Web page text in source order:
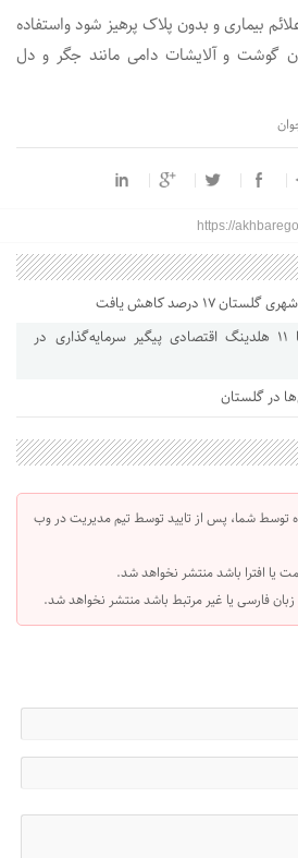
بیماری و بدون پلاک پرهیز شود واستفاده
گوشت و آلایشات دامی مانند جگر و دل
https://
۱۷ درصد کاهش یافت
استاندار: بابک زنجانی با ۱۱ هلدینگ اقتصادی پیگیر سرمایه‌گذاری در
توسط شما، پس از تایید توسط تیم مدیریت در وب
یا افترا باشد منتشر نخواهد شد.
زبان فارسی یا غیر مرتبط باشد منتشر نخواهد شد.